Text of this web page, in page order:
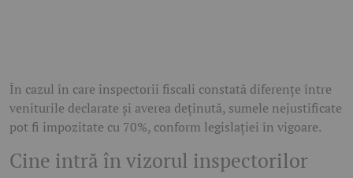
În cazul în care inspectorii fiscali constată diferențe între
veniturile declarate și averea deținută, sumele nejustificate
pot fi impozitate cu 70%, conform legislației în vigoare.
Cine intră în vizorul inspectorilor